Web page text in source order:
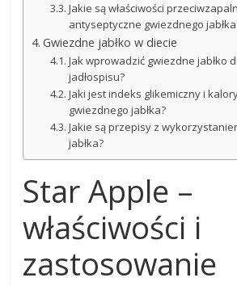
Jakie są właściwości
antyseptyczne gwiezdnego
Gwiezdne jabłko w diecie
Jak wprowadzić gwiezdne jabłko
jadłospisu?
Jaki jest indeks glikemiczny i
gwiezdnego jabłka?
Jakie są przepisy z
jabłka?
Star Apple –
właściwości i
zastosowanie